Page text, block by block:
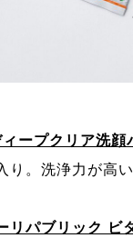
ープクリア洗顔
り。洗浄力が高
リパブリック ビ